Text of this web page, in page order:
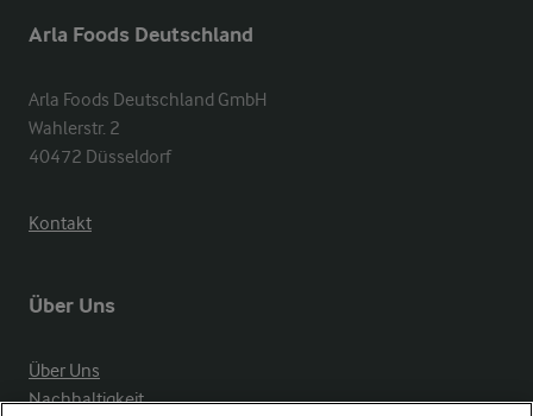
Arla Foods Deutschland
Arla Foods Deutschland GmbH
Wahlerstr. 2
40472 Düsseldorf
Kontakt
Über Uns
Über Uns
Nachhaltigkeit